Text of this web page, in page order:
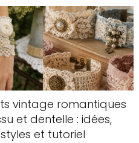
vintage romantiques
et dentelle : idées,
styles et tutoriel